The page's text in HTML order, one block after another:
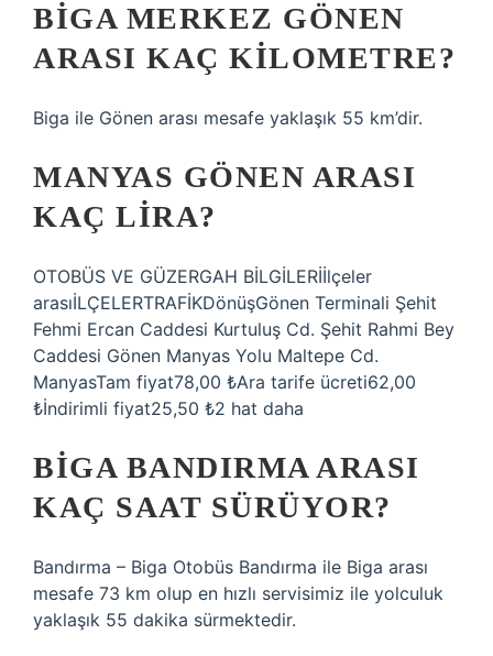
BIGA MERKEZ GÖNEN
ARASI KAÇ KILOMETRE?
Biga ile Gönen arası mesafe yaklaşık 55 km’dir.
MANYAS GÖNEN ARASI
KAÇ LIRA?
OTOBÜS VE GÜZERGAH BİLGİLERİİlçeler
arasıİLÇELERTRAFİKDönüşGönen Terminali Şehit
Fehmi Ercan Caddesi Kurtuluş Cd. Şehit Rahmi Bey
Caddesi Gönen Manyas Yolu Maltepe Cd.
ManyasTam fiyat78,00 ₺Ara tarife ücreti62,00
₺İndirimli fiyat25,50 ₺2 hat daha
BIGA BANDIRMA ARASI
KAÇ SAAT SÜRÜYOR?
Bandırma – Biga Otobüs Bandırma ile Biga arası
mesafe 73 km olup en hızlı servisimiz ile yolculuk
yaklaşık 55 dakika sürmektedir.